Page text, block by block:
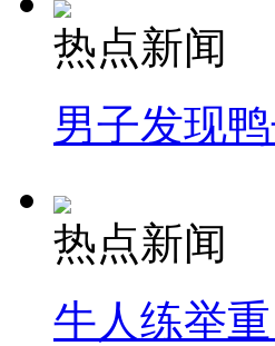
热点新闻
男子发现
热点新闻
牛人练举